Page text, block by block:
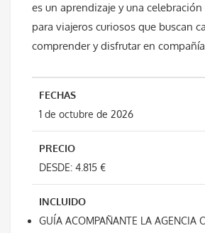
es un aprendizaje y una
para viajeros curiosos que buscan
comprender y disfrutar en
FECHAS
1 de octubre de 2026
PRECIO
DESDE: 4.815 €
INCLUIDO
GUÍA ACOMPAÑANTE LA AGENCIA